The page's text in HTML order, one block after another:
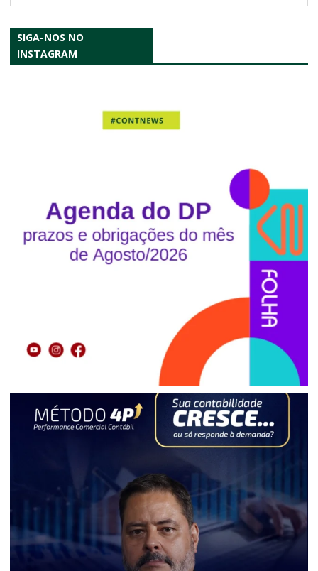
SIGA-NOS NO
INSTAGRAM